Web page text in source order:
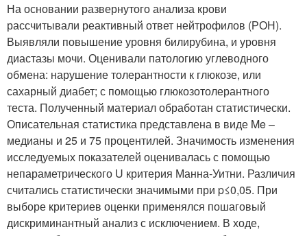
На основании развернутого анализа крови
рассчитывали реактивный ответ нейтрофилов (РОН).
Выявляли повышение уровня билирубина, и уровня
диастазы мочи. Оценивали патологию углеводного
обмена: нарушение толерантности к глюкозе, или
сахарный диабет; с помощью глюкозотолерантного
теста. Полученный материал обработан статистически.
Описательная статистика представлена в виде Me –
медианы и 25 и 75 процентилей. Значимость изменения
исследуемых показателей оценивалась с помощью
непараметрического U критерия Манна-Уитни. Различия
считались статистически значимыми при p≤0,05. При
выборе критериев оценки применялся пошаговый
дискриминантный анализ с исключением. В ходе,